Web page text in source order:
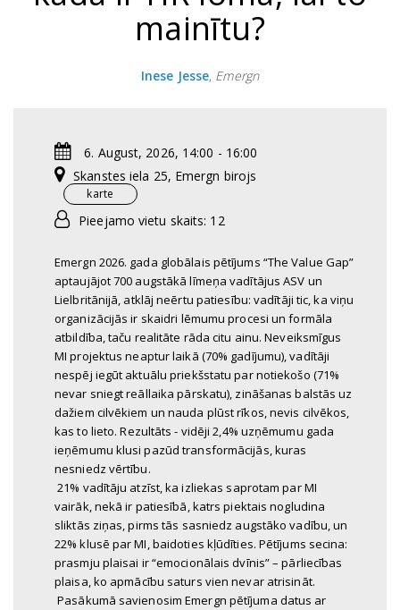
mainītu?
Inese Jesse, Emergn
6. August, 2026, 14:00 - 16:00
Skanstes iela 25, Emergn birojs
karte
Pieejamo vietu skaits: 12
Emergn 2026. gada globālais pētījums “The Value Gap”
aptaujājot 700 augstākā līmeņa vadītājus ASV un
Lielbritānijā, atklāj neērtu patiesību: vadītāji tic, ka viņu
organizācijās ir skaidri lēmumu procesi un formāla
atbildība, taču realitāte rāda citu ainu. Neveiksmīgus
MI projektus neaptur laikā (70% gadījumu), vadītāji
nespēj iegūt aktuālu priekšstatu par notiekošo (71%
nevar sniegt reāllaika pārskatu), zināšanas balstās uz
dažiem cilvēkiem un nauda plūst rīkos, nevis cilvēkos,
kas to lieto. Rezultāts - vidēji 2,4% uzņēmumu gada
ieņēmumu klusi pazūd transformācijās, kuras
nesniedz vērtību.
21% vadītāju atzīst, ka izliekas saprotam par MI
vairāk, nekā ir patiesībā, katrs piektais nogludina
sliktās ziņas, pirms tās sasniedz augstāko vadību, un
22% klusē par MI, baidoties kļūdīties. Pētījums secina:
prasmju plaisai ir “emocionālais dvīnis” – pārliecības
plaisa, ko apmācību saturs vien nevar atrisināt.
Pasākumā savienosim Emergn pētījuma datus ar